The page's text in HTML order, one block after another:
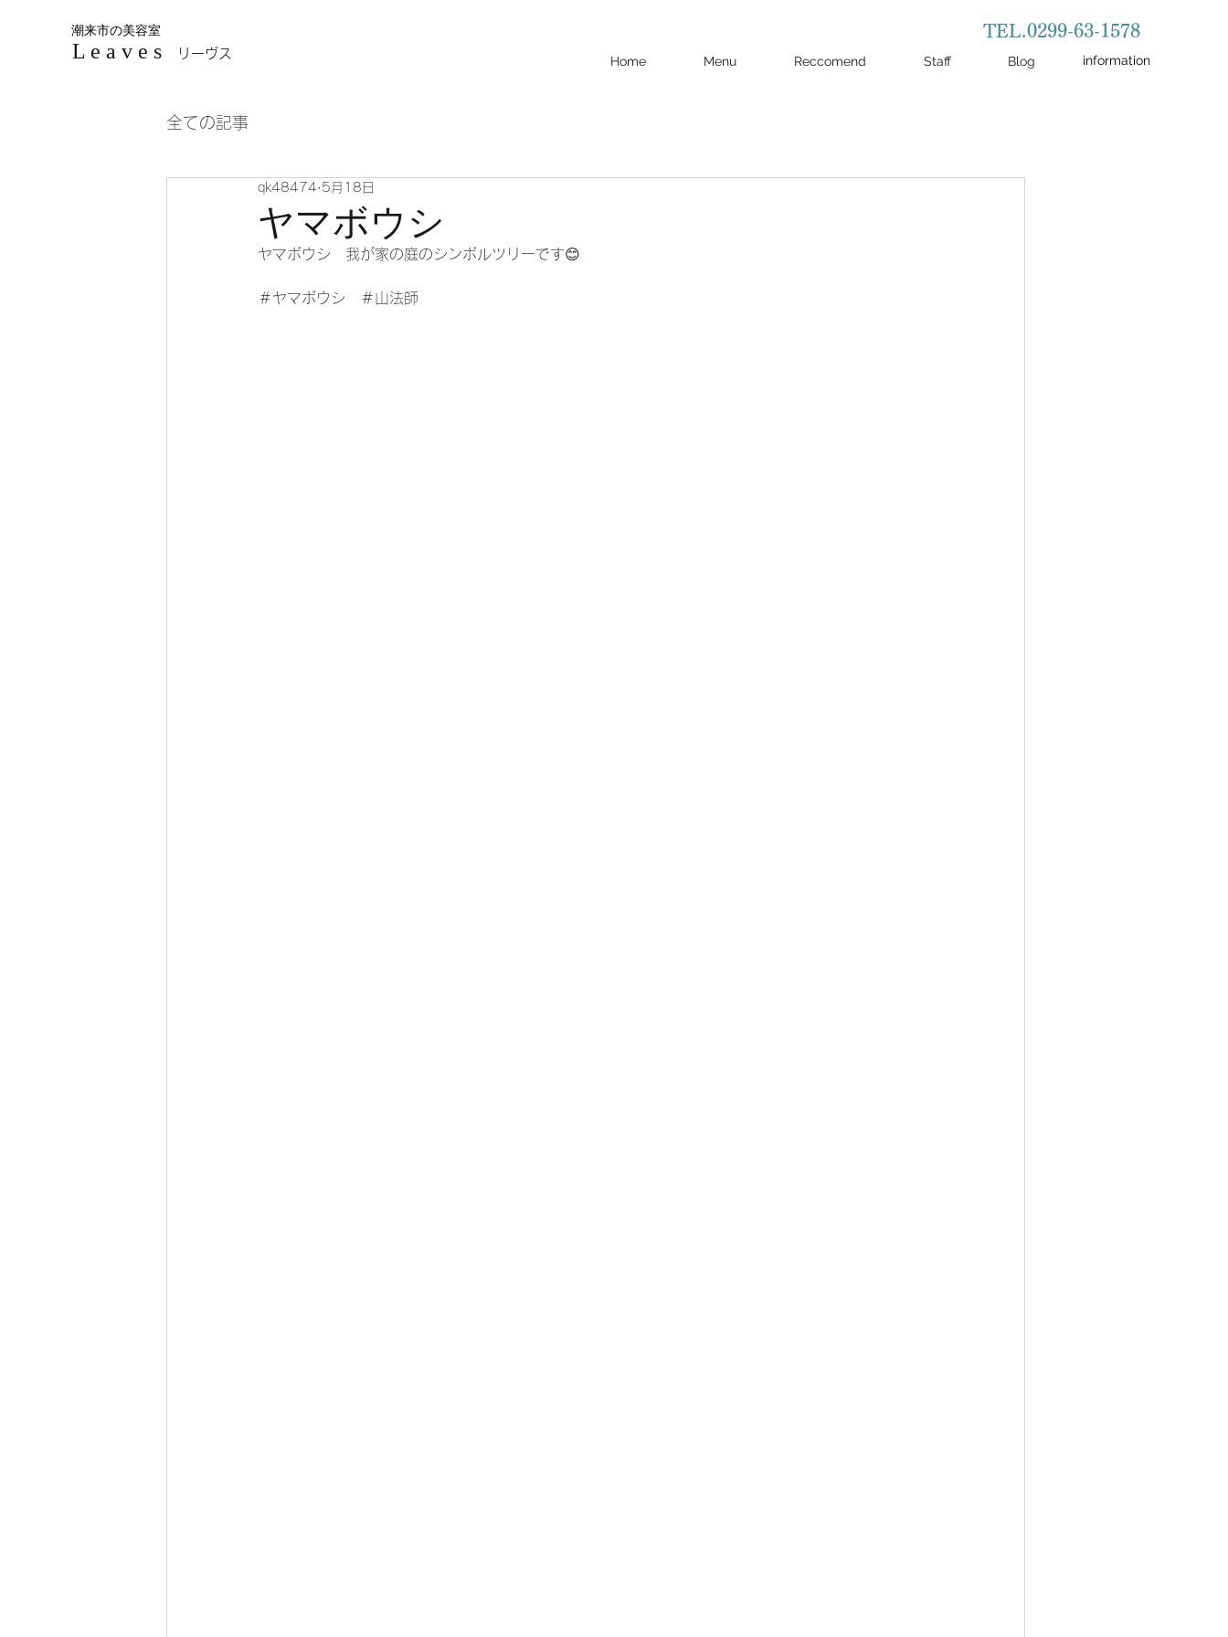
潮来市の美容室
L e a v e s リーヴス
TEL.0299-63-1578
Home Menu Reccomend Staff Blog information
全ての記事
ヤマボウシ
qk48474 5月18日
ヤマボウシ　我が家の庭のシンボルツリーです😊
＃ヤマボウシ　＃山法師